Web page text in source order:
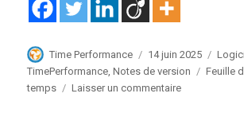
Auteur
Time Performance
Publié
le
14 juin 2025
TimePerformance ,Notes de version Feuille
temps
Laisser un commentairesur